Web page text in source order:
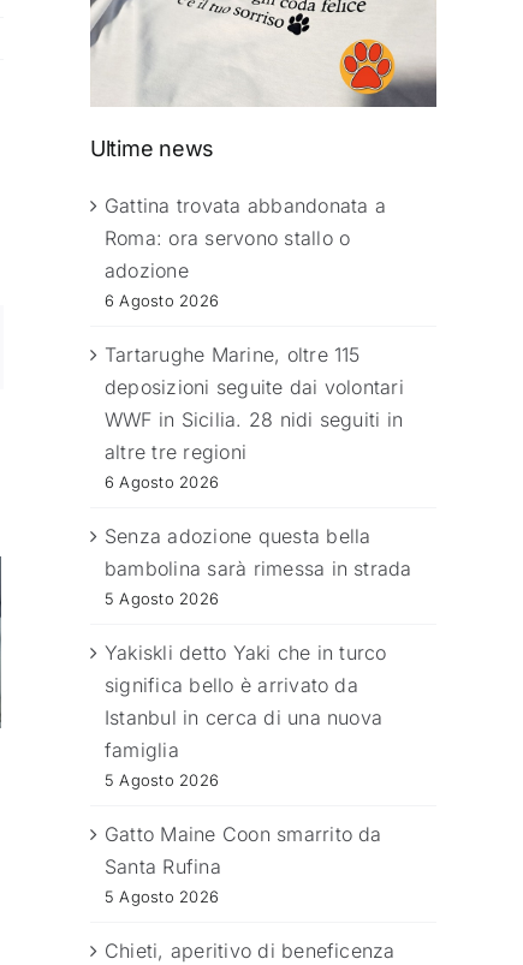
Ultime news
Gattina trovata abbandonata a
Roma: ora servono stallo o
adozione
6 Agosto 2026
Tartarughe Marine, oltre 115
deposizioni seguite dai volontari
WWF in Sicilia. 28 nidi seguiti in
altre tre regioni
6 Agosto 2026
Senza adozione questa bella
bambolina sarà rimessa in strada
5 Agosto 2026
Yakiskli detto Yaki che in turco
significa bello è arrivato da
Istanbul in cerca di una nuova
famiglia
5 Agosto 2026
Gatto Maine Coon smarrito da
Santa Rufina
5 Agosto 2026
Chieti, aperitivo di beneficenza